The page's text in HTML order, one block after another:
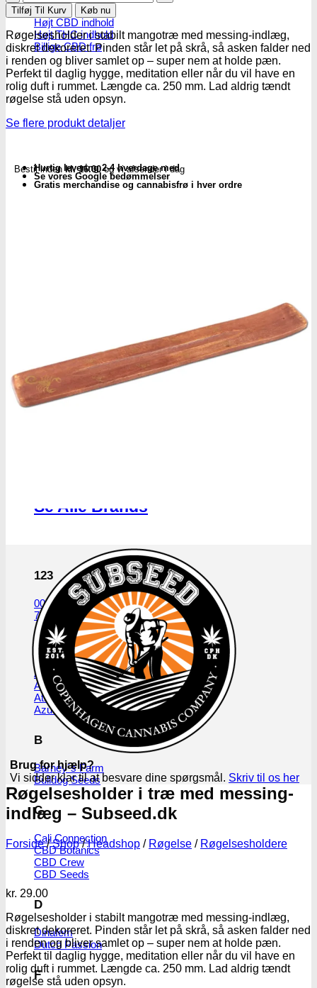
Højt CBD indhold
Højt THC indhold
Billige CBD frø
Se Alle Brands
123
00 Seeds
710 Genetics
A
Ace Seeds
Advanced Seeds
Atlas Seeds
Azure CBD Co.
B
Barney´s Farm
Bulldog Seeds
C
Cali Connection
CBD Botanics
CBD Crew
CBD Seeds
D
Dinafem
Dutch Passion
F
i
træ
med
messing-
indlæg
-
Subseed.dk
antal
Tilføj Til Kurv Køb nu
Røgelsesholder i stabilt mangotræ med messing-indlæg,
diskret dekoreret. Pinden står let på skrå, så asken falder ned
i renden og bliver samlet op – super nem at holde pæn.
Perfekt til daglig hygge, meditation eller når du vil have en
rolig duft i rummet. Længde ca. 250 mm. Lad aldrig tændt
røgelse stå uden opsyn.
Se flere produkt detaljer
Bestil indenkl. 16.00og vi afsender i dag
Hurtig levering 2-4 hverdage med
Se vores Google bedømmelser
Gratis merchandise og cannabisfrø i hver ordre
Brug for hjælp?
Vi sidder klar til at besvare dine spørgsmål. Skriv til os her
Røgelsesholder i træ med messing-
indlæg – Subseed.dk
Forside / Shop / Headshop / Røgelse / Røgelsesholdere
kr. 29.00
Røgelsesholder i stabilt mangotræ med messing-indlæg,
diskret dekoreret. Pinden står let på skrå, så asken falder ned
i renden og bliver samlet op – super nem at holde pæn.
Perfekt til daglig hygge, meditation eller når du vil have en
rolig duft i rummet. Længde ca. 250 mm. Lad aldrig tændt
røgelse stå uden opsyn.